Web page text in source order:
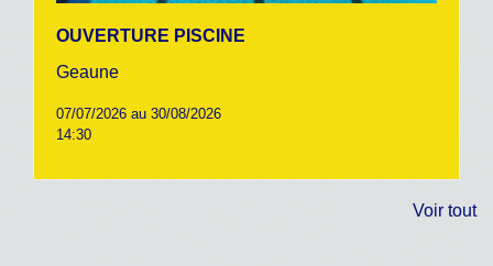
OUVERTURE PISCINE
Geaune
07/07/2026 au 30/08/2026
14:30
Voir tout